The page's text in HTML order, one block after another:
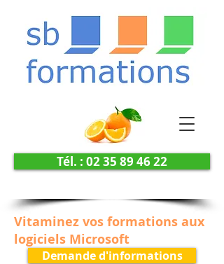
Tél. : 02 35 89 46 22
Vitaminez vos formations aux
logiciels Microsoft
Demande d'informations